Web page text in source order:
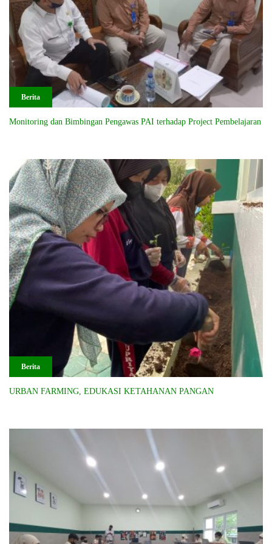
Berita
Monitoring dan Bimbingan Pengawas PAI terhadap Project Pembelajaran
Berita
URBAN FARMING, EDUKASI KETAHANAN PANGAN